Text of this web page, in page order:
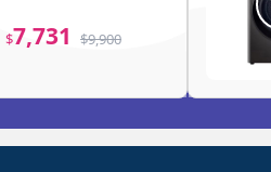
70G-L)
$7,731 $9,900